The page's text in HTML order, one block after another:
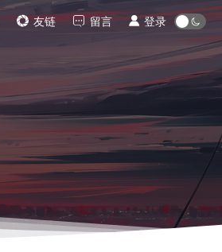
友链 留言 登录